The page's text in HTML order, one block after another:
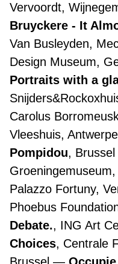
Vervoordt,
Bruyckere - It
Van Busleyden,
Design Museum,
Portraits with a
Carolus
Vleeshuis,
Pompidou, Brussel
Palazzo Fortuny,
Phoebus
Debate., ING Art
Choices, Centrale